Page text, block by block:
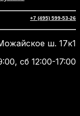
+7 (495) 599-53-26
ш. 17к1
сб 12:00-17:00